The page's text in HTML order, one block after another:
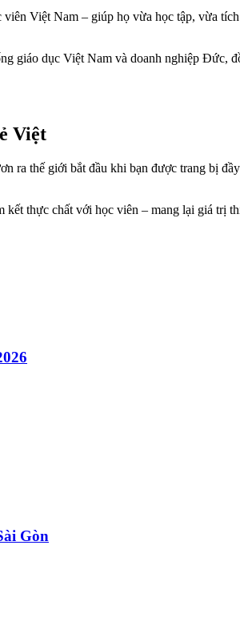
Việt Nam – giúp họ vừa học tập, vừa
giáo dục Việt Nam và doanh nghiệp Đức,
Việt
ra thế giới bắt đầu khi bạn được trang bị
thực chất với học viên – mang lại giá trị
Gòn